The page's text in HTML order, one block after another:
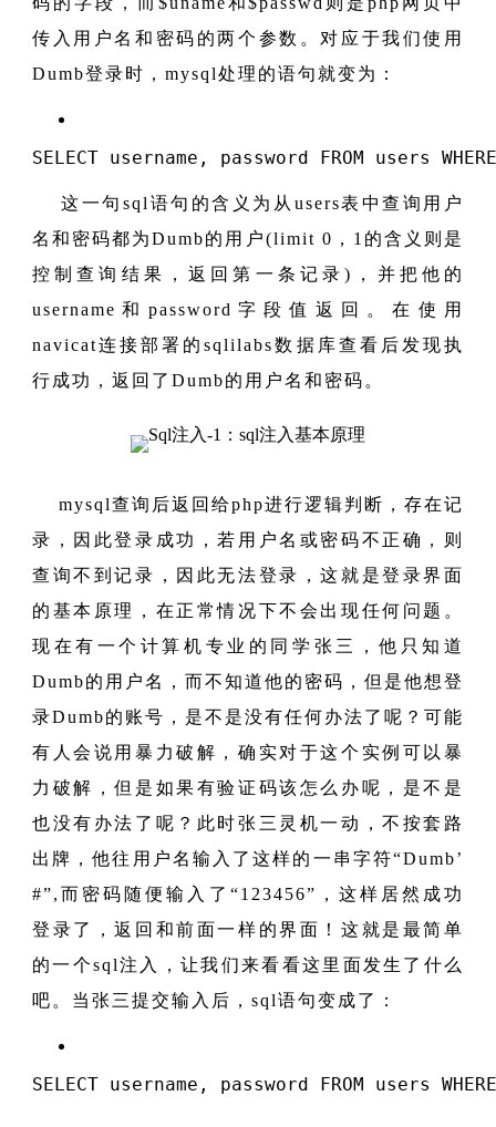
传入用户名和密码的两个参数。对应于我们使用
Dumb登录时，mysql处理的语句就变为：
SELECT username, password FROM users WHERE
这一句sql语句的含义为从users表中查询用户
名和密码都为Dumb的用户(limit 0，1的含义则是
控制查询结果，返回第一条记录)，并把他的
username和password字段值返回。在使用
navicat连接部署的sqlilabs数据库查看后发现执
行成功，返回了Dumb的用户名和密码。
mysql查询后返回给php进行逻辑判断，存在记
录，因此登录成功，若用户名或密码不正确，则
查询不到记录，因此无法登录，这就是登录界面
的基本原理，在正常情况下不会出现任何问题。
现在有一个计算机专业的同学张三，他只知道
Dumb的用户名，而不知道他的密码，但是他想登
录Dumb的账号，是不是没有任何办法了呢？可能
有人会说用暴力破解，确实对于这个实例可以暴
力破解，但是如果有验证码该怎么办呢，是不是
也没有办法了呢？此时张三灵机一动，不按套路
出牌，他往用户名输入了这样的一串字符“Dumb’
#”,而密码随便输入了“123456”，这样居然成功
登录了，返回和前面一样的界面！这就是最简单
的一个sql注入，让我们来看看这里面发生了什么
吧。当张三提交输入后，sql语句变成了：
SELECT username, password FROM users WHERE